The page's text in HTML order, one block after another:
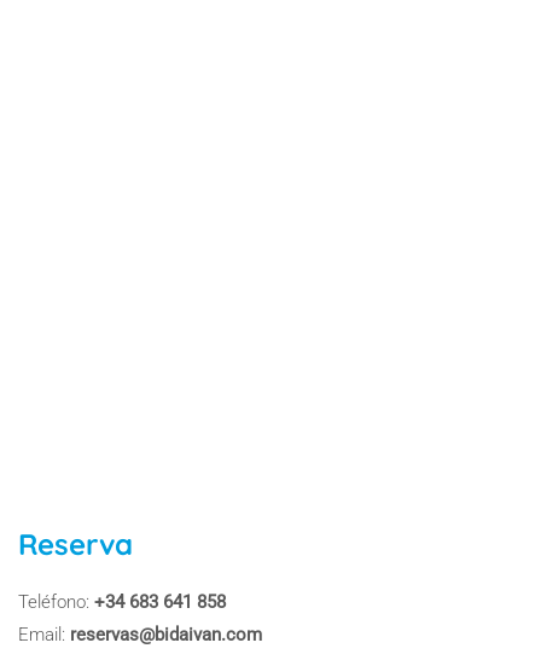
Reserva
Teléfono: +34 683 641 858
Email: reservas@bidaivan.com